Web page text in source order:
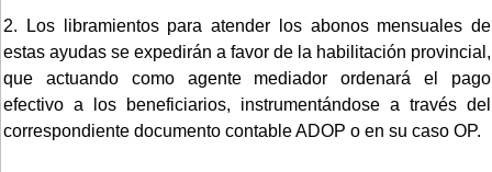
2. Los libramientos para atender los abonos mensuales de
estas ayudas se expedirán a favor de la habilitación provincial,
que actuando como agente mediador ordenará el pago
efectivo a los beneficiarios, instrumentándose a través del
correspondiente documento contable ADOP o en su caso OP.